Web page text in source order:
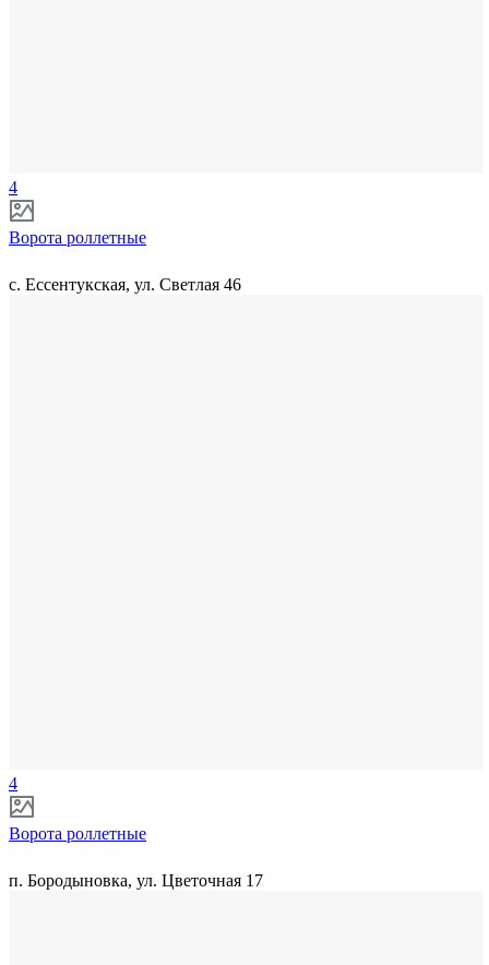
4
Ворота роллетные
с. Ессентукская, ул. Светлая 46
4
Ворота роллетные
п. Бородыновка, ул. Цветочная 17